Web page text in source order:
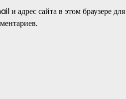
и адрес сайта в этом браузере для